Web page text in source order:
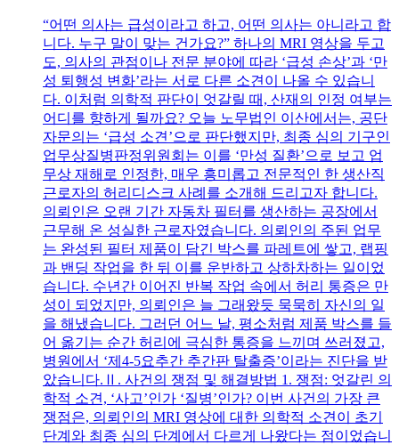
“어떤 의사는 급성이라고 하고, 어떤 의사는 아니라고 합
니다. 누구 말이 맞는 건가요?” 하나의 MRI 영상을 두고
도, 의사의 관점이나 전문 분야에 따라 ‘급성 손상’과 ‘만
성 퇴행성 변화’라는 서로 다른 소견이 나올 수 있습니
다. 이처럼 의학적 판단이 엇갈릴 때, 산재의 인정 여부는
어디를 향하게 될까요? 오늘 노무법인 이산에서는, 공단
자문의는 ‘급성 소견’으로 판단했지만, 최종 심의 기구인
업무상질병판정위원회는 이를 ‘만성 질환’으로 보고 업
무상 재해로 인정한, 매우 흥미롭고 전문적인 한 생산직
근로자의 허리디스크 사례를 소개해 드리고자 합니다.
의뢰인은 오랜 기간 자동차 필터를 생산하는 공장에서
근무해 온 성실한 근로자였습니다. 의뢰인의 주된 업무
는 완성된 필터 제품이 담긴 박스를 파레트에 쌓고, 랩핑
과 밴딩 작업을 한 뒤 이를 운반하고 상하차하는 일이었
습니다. 수년간 이어진 반복 작업 속에서 허리 통증은 만
성이 되었지만, 의뢰인은 늘 그래왔듯 묵묵히 자신의 일
을 해냈습니다. 그러던 어느 날, 평소처럼 제품 박스를 들
어 옮기는 순간 허리에 극심한 통증을 느끼며 쓰러졌고,
병원에서 ‘제4-5요추간 추간판 탈출증’이라는 진단을 받
았습니다.Ⅱ. 사건의 쟁점 및 해결방법 1. 쟁점: 엇갈린 의
학적 소견, ‘사고’인가 ‘질병’인가? 이번 사건의 가장 큰
쟁점은, 의뢰인의 MRI 영상에 대한 의학적 소견이 초기
단계와 최종 심의 단계에서 다르게 나왔다는 점이었습니